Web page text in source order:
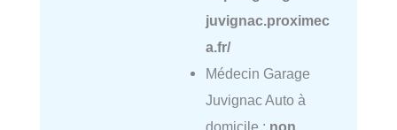
juvignac.proximec
a.fr/
Médecin Garage
Juvignac Auto à